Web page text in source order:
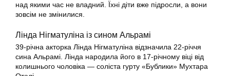
над якими час не владний. Їхні діти вже підросли, а вони
зовсім не змінилися.
Лінда Нігматуліна із сином Альрамі
39-річна акторка Лінда Нігматуліна відзначила 22-річчя
сина Альрамі. Лінда народила його в 17-річному віці від
колишнього чоловіка — соліста гурту «Бублики» Мухтара